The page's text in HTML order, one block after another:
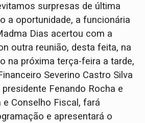
surpresas de última
a oportunidade, a funcionária
Dias acertou com a
outra reunião, desta feita, na
na próxima terça-feira a tarde,
Severino Castro Silva
Fenando Rocha e
Conselho Fiscal, fará
e apresentará o